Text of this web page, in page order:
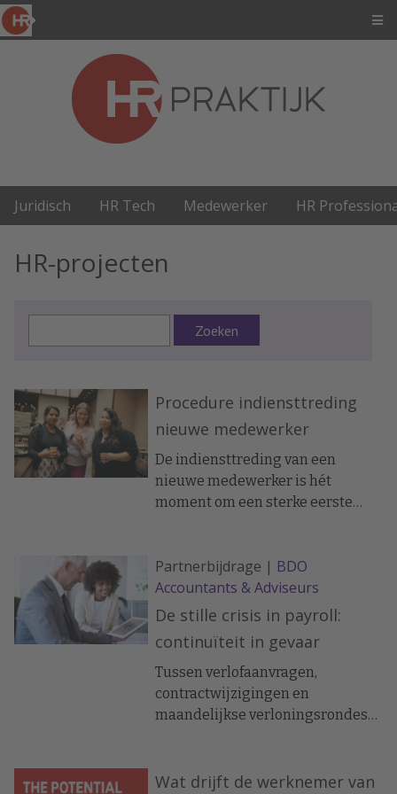
Juridisch HR Tech Medewerker HR
HR-projecten
Zoeken
Procedure indiensttreding
nieuwe medewerker
De indiensttreding van een
nieuwe medewerker is hét
moment om een sterke eerste
mis: ontbrekende documenten,
foutieve gegevens of vertraging in
de salarisverwerking.
Partnerbijdrage | BDO
Accountants & Adviseurs
De stille crisis in payroll:
continuïteit in gevaar
Tussen verlofaanvragen,
contractwijzigingen en
maandelijkse verloningsrondes
raken hun salarisadministrateur
Wat drijft de werknemer van